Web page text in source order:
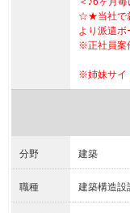
☆★当社で
より派遣
※正社員案
※姉妹サ
分野 建築
職種 建築構造